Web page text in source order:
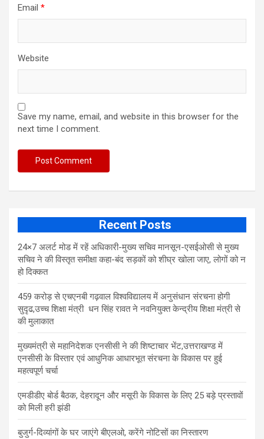
Email *
Website
Save my name, email, and website in this browser for the
next time I comment.
Recent Posts
24×7 अलर्ट मोड में रहें अधिकारी-मुख्य सचिव मानसून-एसईओसी से मुख्य
सचिव ने की विस्तृत समीक्षा कहा-बंद सड़कों को शीघ्र खोला जाए, लोगों को न
हो दिक्कत
459 करोड़ से एचएनबी गढ़वाल विश्वविद्यालय में अनुसंधान संरचना होगी
सुदृढ,उच्च शिक्षा मंत्री धन सिंह रावत ने नवनियुक्त केन्द्रीय शिक्षा मंत्री से
की मुलाकात
मुख्यमंत्री से महानिदेशक एनसीसी ने की शिष्टाचार भेंट,उत्तराखण्ड में
एनसीसी के विस्तार एवं आधुनिक आधारभूत संरचना के विकास पर हुई
महत्वपूर्ण चर्चा
एमडीडीए बोर्ड बैठक, देहरादून और मसूरी के विकास के लिए 25 बड़े प्रस्तावों
को मिली हरी झंडी
बुजुर्ग-दिव्यांगों के घर जाएंगे बीएलओ, करेंगे नोटिसों का निस्तारण